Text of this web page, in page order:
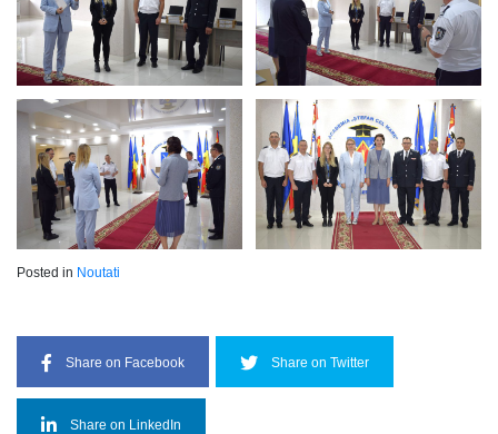
Posted in Noutati
Share on Facebook Share on Twitter
Share on LinkedIn